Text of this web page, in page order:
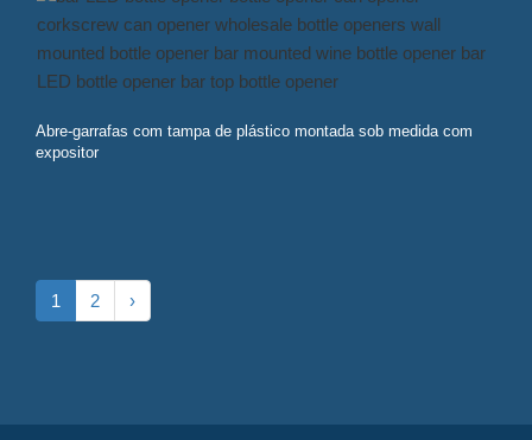
Abre-garrafas com tampa de plástico montada sob medida com
expositor
1 2 ›